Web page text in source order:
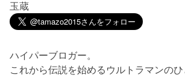
玉蔵
ハイパーブロガー。
これから伝説を始めるウルトラマンのひ